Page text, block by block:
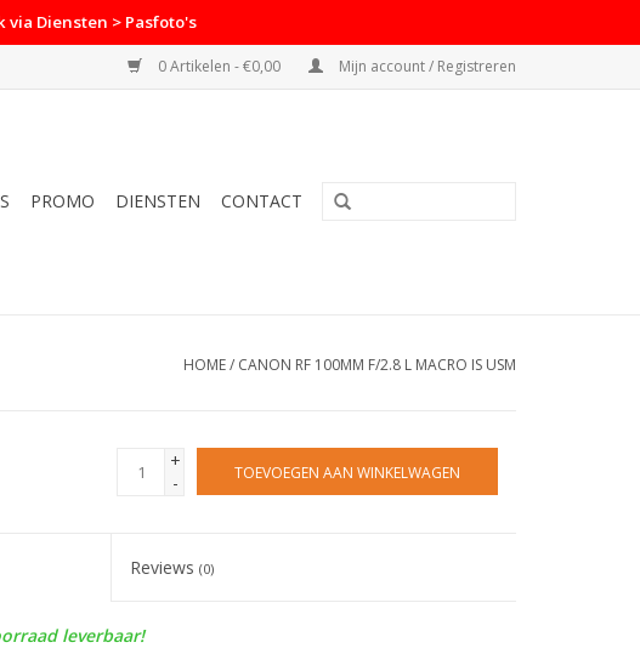
via Diensten > Pasfoto's
0 Artikelen - €0,00 Mijn account / Registreren
PROMO DIENSTEN CONTACT
HOME/ CANON RF 100MM F/2.8 L MACRO IS USM
+
-
TOEVOEGEN AAN WINKELWAGEN
Reviews(0)
leverbaar!